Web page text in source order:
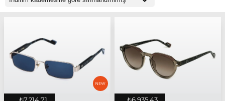
₺7.214,71 ₺6.935,43